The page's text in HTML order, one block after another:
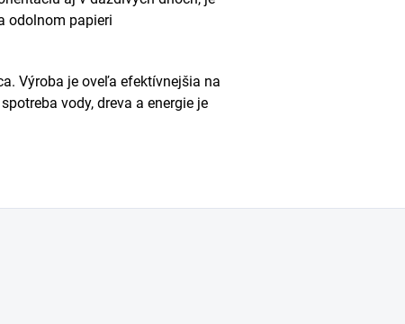
odolnom papieri
Výroba je oveľa efektívnejšia na
vody, dreva a energie je